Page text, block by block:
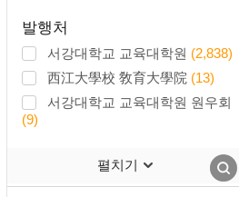
발행처
서강대학교 교육대학원 (2,838)
西江大學校 敎育大學院 (13)
서강대학교 교육대학원 원우회
(9)
펼치기